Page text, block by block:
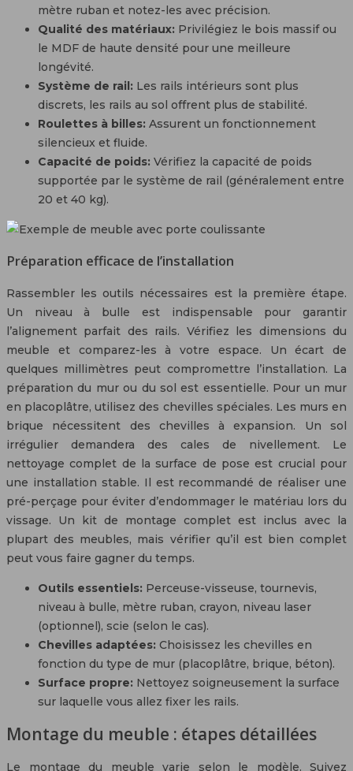
mètre ruban et notez-les avec précision.
Qualité des matériaux: Privilégiez le bois massif ou
le MDF de haute densité pour une meilleure
longévité.
Système de rail: Les rails intérieurs sont plus
discrets, les rails au sol offrent plus de stabilité.
Roulettes à billes: Assurent un fonctionnement
silencieux et fluide.
Capacité de poids: Vérifiez la capacité de poids
supportée par le système de rail (généralement entre
20 et 40 kg).
Préparation efficace de l’installation
Rassembler les outils nécessaires est la première étape.
Un niveau à bulle est indispensable pour garantir
l’alignement parfait des rails. Vérifiez les dimensions du
meuble et comparez-les à votre espace. Un écart de
quelques millimètres peut compromettre l’installation. La
préparation du mur ou du sol est essentielle. Pour un mur
en placoplâtre, utilisez des chevilles spéciales. Les murs en
brique nécessitent des chevilles à expansion. Un sol
irrégulier demandera des cales de nivellement. Le
nettoyage complet de la surface de pose est crucial pour
une installation stable. Il est recommandé de réaliser une
pré-perçage pour éviter d’endommager le matériau lors du
vissage. Un kit de montage complet est inclus avec la
plupart des meubles, mais vérifier qu’il est bien complet
peut vous faire gagner du temps.
Outils essentiels: Perceuse-visseuse, tournevis,
niveau à bulle, mètre ruban, crayon, niveau laser
(optionnel), scie (selon le cas).
Chevilles adaptées: Choisissez les chevilles en
fonction du type de mur (placoplâtre, brique, béton).
Surface propre: Nettoyez soigneusement la surface
sur laquelle vous allez fixer les rails.
Montage du meuble : étapes détaillées
Le montage du meuble varie selon le modèle. Suivez